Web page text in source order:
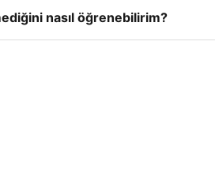
nasıl öğrenebilirim?